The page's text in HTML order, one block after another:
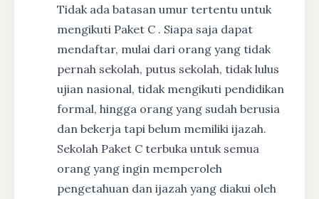
Tidak ada batasan umur tertentu untuk
mengikuti Paket C . Siapa saja dapat
mendaftar, mulai dari orang yang tidak
pernah sekolah, putus sekolah, tidak lulus
ujian nasional, tidak mengikuti pendidikan
formal, hingga orang yang sudah berusia
dan bekerja tapi belum memiliki ijazah.
Sekolah Paket C terbuka untuk semua
orang yang ingin memperoleh
pengetahuan dan ijazah yang diakui oleh